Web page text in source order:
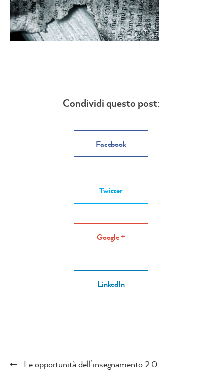
Condividi questo post:
Facebook
Twitter
Google +
LinkedIn
Le opportunità dell’insegnamento 2.0